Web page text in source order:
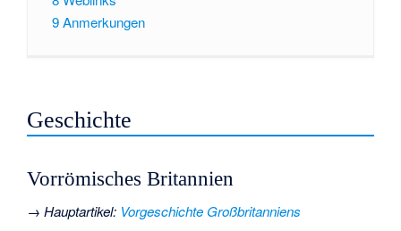
9Anmerkungen
Geschichte
Vorrömisches Britannien
→Hauptartikel: Vorgeschichte Großbritanniens